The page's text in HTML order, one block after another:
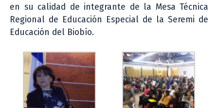
en su calidad de integrante de la Mesa Técnica
Regional de Educación Especial de la Seremi de
Educación del Biobío.